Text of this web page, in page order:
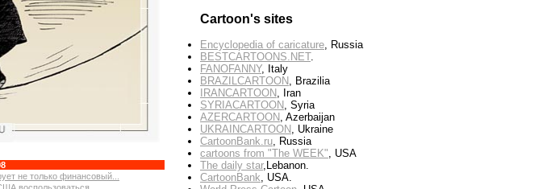
не только финансовый...
Cartoon's sites
Encyclopedia of caricature, Russia
BESTCARTOONS.NET.
FANOFANNY, Italy
BRAZILCARTOON, Brazilia
IRANCARTOON, Iran
SYRIACARTOON, Syria
AZERCARTOON, Azerbaijan
UKRAINCARTOON, Ukraine
CartoonBank.ru, Russia
cartoons from "The WEEK", USA
The daily star,Lebanon.
CartoonBank, USA.